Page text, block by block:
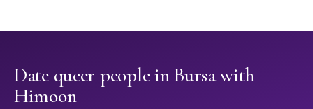
Date queer people in Bursa with
Himoon